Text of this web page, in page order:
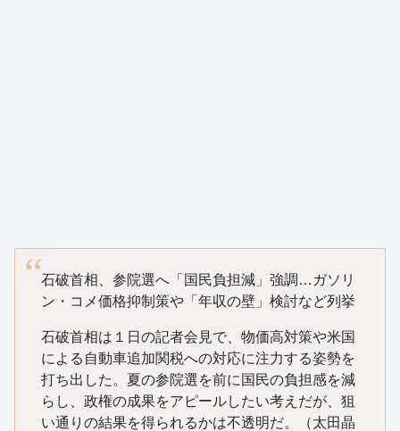
石破首相、参院選へ「国民負担減」強調…ガソリ
ン・コメ価格抑制策や「年収の壁」検討など列挙
石破首相は１日の記者会見で、物価高対策や米国
による自動車追加関税への対応に注力する姿勢を
打ち出した。夏の参院選を前に国民の負担感を減
らし、政権の成果をアピールしたい考えだが、狙
い通りの結果を得られるかは不透明だ。（太田晶